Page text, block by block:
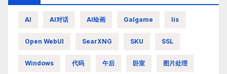
AI AI对话 AI绘画 Galgame Iis
Open WebUI SearXNG SKU SSL
Windows 代码 午后 卧室 图片处理